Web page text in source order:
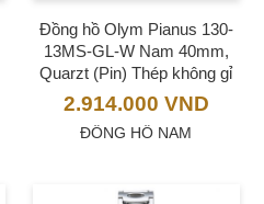
Đồng hồ Olym Pianus 130-
13MS-GL-W Nam 40mm,
Quarzt (Pin) Thép không gỉ
2.914.000 VND
ĐỒNG HỒ NAM